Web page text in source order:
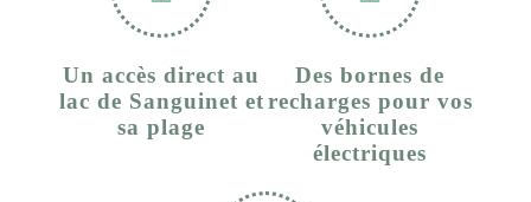
Un accès direct au
lac de Sanguinet et
sa plage
Des bornes de
recharges pour vos
véhicules
électriques